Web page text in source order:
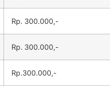
Rp. 300.000,-
Rp. 300.000,-
Rp.300.000,-